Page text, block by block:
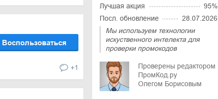
Воспользоваться
+1
Лучшая акция
95%
Посл. обновление
28.07.2026
Мы используем технологии
искуственного интелекта для
проверки промокодов
Проверены редактором
ПромКод.ру
Олегом Борисовым